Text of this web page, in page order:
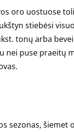
oro uostuose
stiebėsi
tonų arba
nei puse praeitų
sezonas,